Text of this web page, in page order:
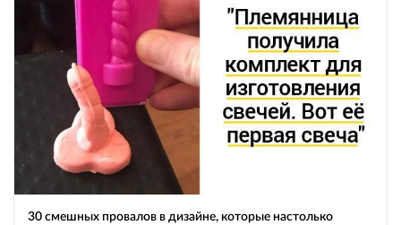
30 смешных провалов в дизайне, которые настолько